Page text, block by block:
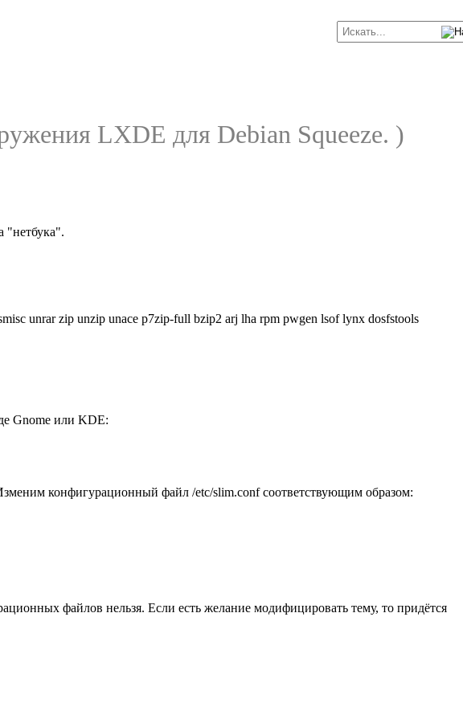
LXDE для Debian Squeeze. )
"нетбука".
unrar zip unzip unace p7zip-full bzip2 arj lha rpm pwgen lsof lynx dosfstools
Gnome или KDE:
конфигурационный файл /etc/slim.conf соответствующим образом:
файлов нельзя. Если есть желание модифицировать тему, то придётся